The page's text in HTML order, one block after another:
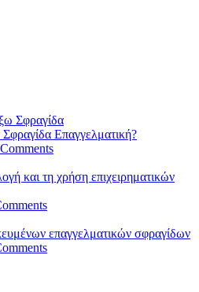
Επαγγελματική?
και τη χρήση επιχειρηματικών
επαγγελματικών σφραγίδων